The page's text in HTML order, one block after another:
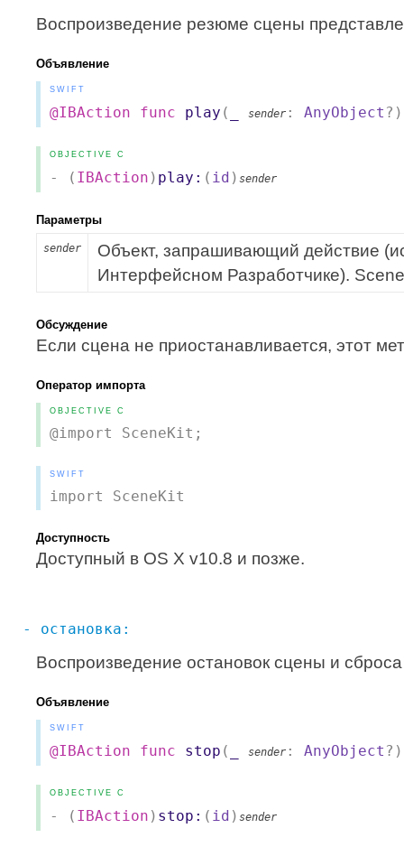
Воспроизведение резюме сцены
Объявление
SWIFT
@IBAction func play ( sender : AnyObject ?)
OBJECTIVE C
- ( IBAction ) play: ( id ) sender
Параметры
sender
Объект, запрашивающий действие
Интерфейсном Разработчике).
Обсуждение
Если сцена не приостанавливается, этот
Оператор импорта
OBJECTIVE C
@import SceneKit;
SWIFT
import SceneKit
Доступность
Доступный в OS X v10.8 и позже.
- остановка:
Воспроизведение остановок сцены и
Объявление
SWIFT
@IBAction func stop ( sender : AnyObject ?)
OBJECTIVE C
- ( IBAction ) stop: ( id ) sender